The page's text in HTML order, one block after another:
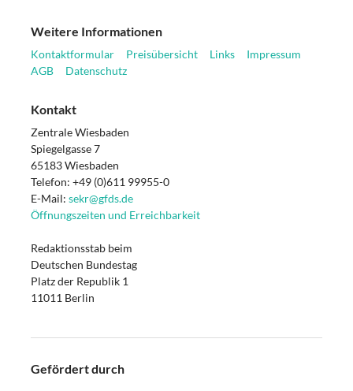
Weitere Informationen
Kontaktformular Preisübersicht Links
Impressum
AGB
Datenschutz
Kontakt
Zentrale Wiesbaden
Spiegelgasse 7
65183 Wiesbaden
Telefon: +49 (0)611 99955-0
E-Mail: sekr@gfds.de
Öffnungszeiten und Erreichbarkeit
Redaktionsstab beim
Deutschen Bundestag
Platz der Republik 1
11011 Berlin
Gefördert durch